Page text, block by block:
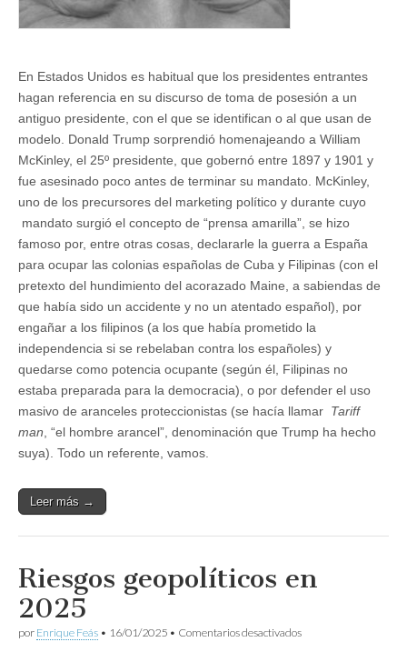
En Estados Unidos es habitual que los presidentes entrantes
hagan referencia en su discurso de toma de posesión a un
antiguo presidente, con el que se identifican o al que usan de
modelo. Donald Trump sorprendió homenajeando a William
McKinley, el 25º presidente, que gobernó entre 1897 y 1901 y
fue asesinado poco antes de terminar su mandato. McKinley,
uno de los precursores del marketing político y durante cuyo
mandato surgió el concepto de “prensa amarilla”, se hizo
famoso por, entre otras cosas, declararle la guerra a España
para ocupar las colonias españolas de Cuba y Filipinas (con el
pretexto del hundimiento del acorazado Maine, a sabiendas de
que había sido un accidente y no un atentado español), por
engañar a los filipinos (a los que había prometido la
independencia si se rebelaban contra los españoles) y
quedarse como potencia ocupante (según él, Filipinas no
estaba preparada para la democracia), o por defender el uso
masivo de aranceles proteccionistas (se hacía llamar Tariff
man , “el hombre arancel”, denominación que Trump ha hecho
suya). Todo un referente, vamos.
Leer más →
Riesgos geopolíticos en
2025
por Enrique Feás • 16/01/2025 • Comentarios desactivadosen